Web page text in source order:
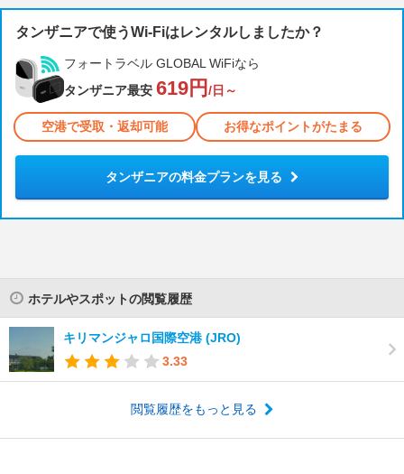
タンザニアで使うWi-Fiはレンタルしましたか？
フォートラベル GLOBAL WiFiなら
タンザニア最安 619円 /日～
空港で受取・返却可能 お得なポイントがたまる
タンザニアの料金プランを見る
ホテルやスポットの閲覧履歴
キリマンジャロ国際空港 (JRO)
3.33
閲覧履歴をもっと見る